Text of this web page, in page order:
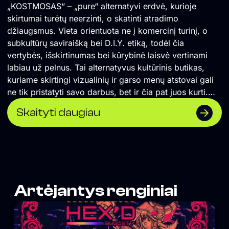
„KOSTMOSAS“ – „pure“ alternatyvi erdvė, kurioje
skirtumai turėtų neerzinti, o skatinti atradimo
džiaugsmus. Vieta orientuota ne į komercinį turinį, o
subkultūrų saviraišką bei D.I.Y. etiką, todėl čia
vertybės, išskirtinumas bei kūrybinė laisvė vertinami
labiau už pelnus. Tai alternatyvus kultūrinis butikas,
kuriame skirtingi vizualinių ir garso menų atstovai gali
ne tik pristatyti savo darbus, bet ir čia pat juos kurti.
</span> Formuojame erdvę, kurioje naktinė kultūra
suvokiama ne vien kaip pramoga, o labiau kaip
alternatyvios kultūros sklaidos židinys, socialinė jungtis
tiksliniai žmonės, todėl vieta neturi aiškiai matomos
vizualinės iškabos, o komunikacija remiasi
autentiškumu, tiesioginiu ryšiu su auditorija bei D.I.Y.
etika paremtu viešinimu „iš lūpų į lūpas“. Vienas iš
Skaityti daugiau
Artėjantys renginiai